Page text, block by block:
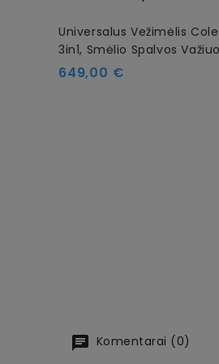
Universalus Vežimėlis
3in1, Smėlio Spalvos
Kaina
649,00 €
Komentarai (0)